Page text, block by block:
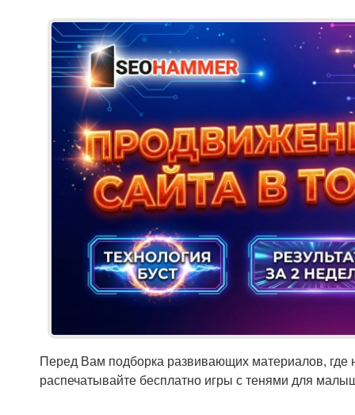
Перед Вам подборка развивающих материалов, где
распечатывайте бесплатно игры с тенями для